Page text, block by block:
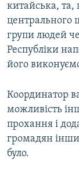
китайська,
центрального
групи людей
Республіки
його
Координатор
можливість
прохання і
громадян
було.